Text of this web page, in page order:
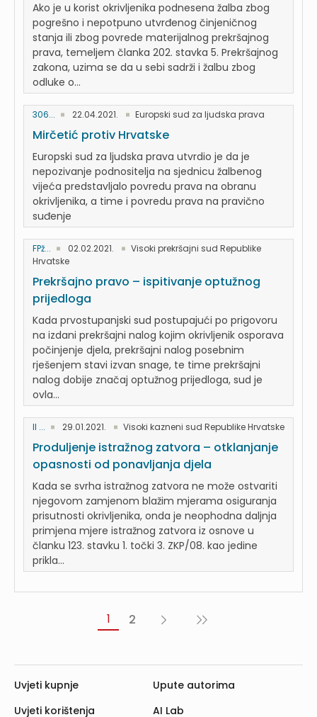
Ako je u korist okrivljenika podnesena žalba zbog
pogrešno i nepotpuno utvrđenog činjeničnog
stanja ili zbog povrede materijalnog prekršajnog
prava, temeljem članka 202. stavka 5. Prekršajnog
zakona, uzima se da u sebi sadrži i žalbu zbog
odluke o...
306... 22.04.2021. Europski sud za ljudska prava
Mirčetić protiv Hrvatske
Europski sud za ljudska prava utvrdio je da je
nepozivanje podnositelja na sjednicu žalbenog
vijeća predstavljalo povredu prava na obranu
okrivljenika, a time i povredu prava na pravično
suđenje
FPž... 02.02.2021.
Visoki prekršajni sud Republike
Hrvatske
Prekršajno pravo – ispitivanje optužnog
prijedloga
Kada prvostupanjski sud postupajući po prigovoru
na izdani prekršajni nalog kojim okrivljenik osporava
počinjenje djela, prekršajni nalog posebnim
rješenjem stavi izvan snage, te time prekršajni
nalog dobije značaj optužnog prijedloga, sud je
ovla...
II ... 29.01.2021. Visoki kazneni sud Republike Hrvatske
Produljenje istražnog zatvora – otklanjanje
opasnosti od ponavljanja djela
Kada se svrha istražnog zatvora ne može ostvariti
njegovom zamjenom blažim mjerama osiguranja
prisutnosti okrivljenika, onda je neophodna daljnja
primjena mjere istražnog zatvora iz osnove u
članku 123. stavku 1. točki 3. ZKP/08. kao jedine
prikla...
1 2
Sljedeća
Posljednja
Uvjeti kupnje
Uvjeti korištenja
Upute autorima
AI Lab